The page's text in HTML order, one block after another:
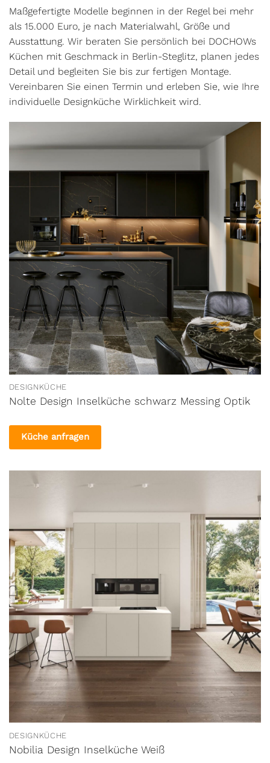
Maßgefertigte Modelle beginnen in der Regel bei mehr
als 15.000 Euro, je nach Materialwahl, Größe und
Ausstattung. Wir beraten Sie persönlich bei DOCHOWs
Küchen mit Geschmack in Berlin-Steglitz, planen jedes
Detail und begleiten Sie bis zur fertigen Montage.
Vereinbaren Sie einen Termin und erleben Sie, wie Ihre
individuelle Designküche Wirklichkeit wird.
DESIGNKÜCHE
Nolte Design Inselküche schwarz Messing Optik
Küche anfragen
DESIGNKÜCHE
Nobilia Design Inselküche Weiß